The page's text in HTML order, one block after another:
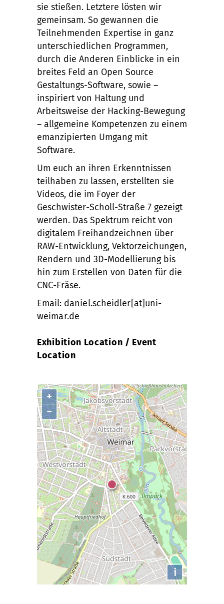
sie stießen. Letztere lösten wir
gemeinsam. So gewannen die
Teilnehmenden Expertise in ganz
unterschiedlichen Programmen,
durch die Anderen Einblicke in ein
breites Feld an Open Source
Gestaltungs-Software, sowie –
inspiriert von Haltung und
Arbeitsweise der Hacking-Bewegung
– allgemeine Kompetenzen zu einem
emanzipierten Umgang mit
Software.
Um euch an ihren Erkenntnissen
teilhaben zu lassen, erstellten sie
Videos, die im Foyer der
Geschwister-Scholl-Straße 7 gezeigt
werden. Das Spektrum reicht von
digitalem Freihandzeichnen über
RAW-Entwicklung, Vektorzeichungen,
Rendern und 3D-Modellierung bis
hin zum Erstellen von Daten für die
CNC-Fräse.
Email: daniel.scheidler[at]uni-
weimar.de
Exhibition Location / Event
Location
+
−
i